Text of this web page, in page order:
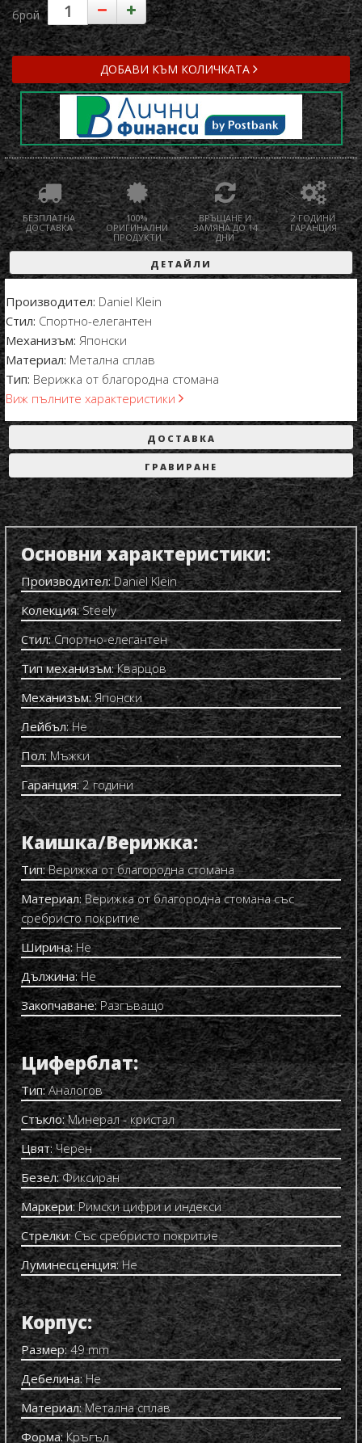
брой
ДОБАВИ КЪМ КОЛИЧКАТА
БЕЗПЛАТНА
ДОСТАВКА
100%
ОРИГИНАЛНИ
ПРОДУКТИ
ВРЪЩАНЕ И
ЗАМЯНА ДО 14
ДНИ
2 ГОДИНИ
ГАРАНЦИЯ
ДЕТАЙЛИ
Производител: Daniel Klein
Стил: Спортно-елегантен
Механизъм: Японски
Материал: Метална сплав
Тип: Верижка от благородна стомана
Виж пълните характеристики
ДОСТАВКА
ГРАВИРАНЕ
Основни характеристики:
Производител:Daniel Klein
Колекция:Steely
Стил:Спортно-елегантен
Тип механизъм:Кварцов
Механизъм:Японски
Лейбъл:Не
Пол:Мъжки
Гаранция:2 години
Каишка/Верижка:
Тип:Верижка от благородна стомана
Материал:Верижка от благородна стомана със
сребристо покритие
Ширина:Не
Дължина:Не
Закопчаване:Разгъващо
Циферблат:
Тип:Аналогов
Стъкло:Минерал - кристал
Цвят:Черен
Безел:Фиксиран
Маркери:Римски цифри и индекси
Стрелки:Със сребристо покритие
Луминесценция:Не
Kорпус:
Размер:49 mm
Дебелина:Не
Материал:Метална сплав
Форма:Кръгъл